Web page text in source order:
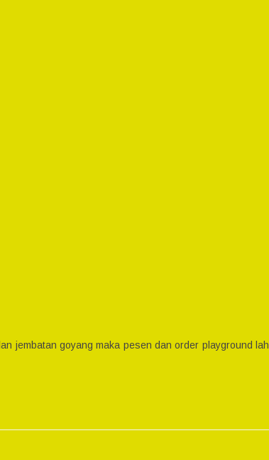
jembatan goyang maka pesen dan order playground lah